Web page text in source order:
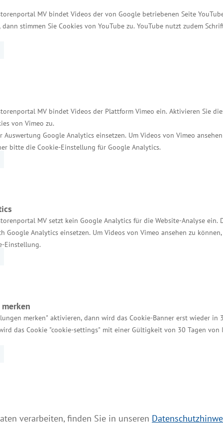
MV bindet Videos der von Google betriebenen Seite
dann stimmen Sie Cookies von YouTube zu. YouTube nutzt zudem
MV bindet Videos der Plattform Vimeo ein. Aktivieren Sie
von Vimeo zu.
Auswertung Google Analytics einsetzen. Um Videos von Vimeo
bitte die Cookie-Einstellung für Google Analytics.
MV setzt kein Google Analytics für die Website-Analyse ein.
Google Analytics einsetzen. Um Videos von Vimeo ansehen zu
Einstellung.
merken" aktivieren, dann wird das Cookie-Banner erst wieder in
das Cookie "cookie-settings" mit einer Gültigkeit von 30 Tagen von
verarbeiten, finden Sie in unseren
den Wasserstoffhochlauf in Mecklenburg-
eine Wasserstofftankstelle für
H2APEX in Rostock-Laage.
- Interreg in Mecklenburg-
Territoriale Zusammenarbeit eines der
für Regionale Entwicklung (EFRE) unterstützt
zur europaweiten Umsetzung von Interreg
Als sogenannter Lead-Partner des Projektes hat
Euro.
steht für die grenzüberschreitende
Interreg-B steht für die transnationale,
14 Kooperationsräume unterschieden, in
in sechs dieser Programme vertreten:
Vorpommern ist in den Bereichen Ostseeraum
europäischen Partnern.
Einheitlicher Ansprechpartner